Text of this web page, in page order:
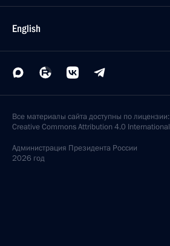
English
Все материалы сайта доступны по лицензии:
Creative Commons Attribution 4.0 International
Администрация Президента России
2026 год